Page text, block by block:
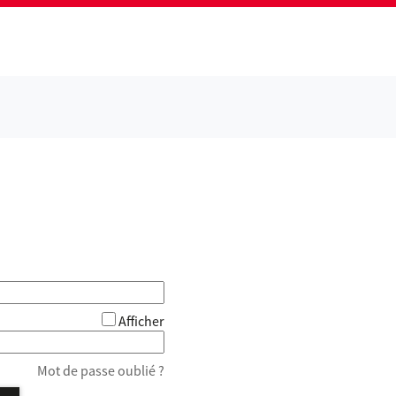
Afficher
Mot de passe oublié ?